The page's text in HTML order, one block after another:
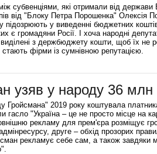
субвенціями, які отримали від
від "Блоку Петра Порошенка" Олексія
підозрюють у виведенні бюджетних
є громадяни Росії. І хоча народні
з держбюджету кошти, щоб їх не
фірми із сумнівною репутацією.
узяв у народу 36
Гройсмана" 2019 року коштувала
гасло "Україна – це не просто місце на
рекламу для прем'єра розміщує
друге – обхід прозорих
рекламує себе сам, а також завдяки